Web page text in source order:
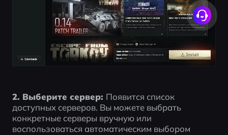
2. Выберите сервер: Появится список
доступных серверов. Вы можете выбрать
конкретные серверы вручную или
воспользоваться автоматическим выбором